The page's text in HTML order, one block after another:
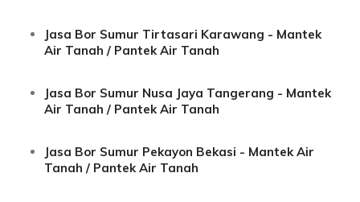
Jasa Bor Sumur Tirtasari Karawang - Mantek
Air Tanah / Pantek Air Tanah
Jasa Bor Sumur Nusa Jaya Tangerang - Mantek
Air Tanah / Pantek Air Tanah
Jasa Bor Sumur Pekayon Bekasi - Mantek Air
Tanah / Pantek Air Tanah